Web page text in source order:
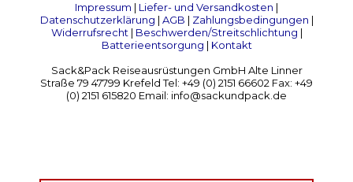
Impressum | Liefer- und Versandkosten |
Datenschutzerklärung | AGB | Zahlungsbedingungen |
Widerrufsrecht| Beschwerden/Streitschlichtung |
Batterieentsorgung | Kontakt
Sack&Pack Reiseausrüstungen GmbH Alte Linner
Straße 79 47799 Krefeld Tel: +49 (0) 2151 66602 Fax: +49
(0) 2151 615820 Email: info@sackundpack.de